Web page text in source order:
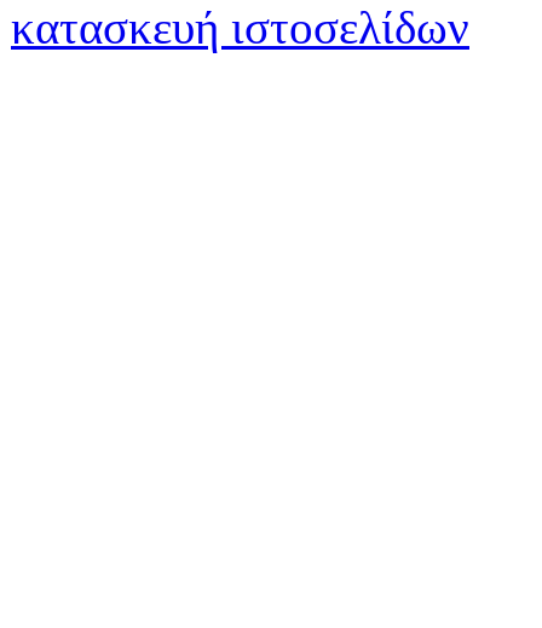
κατασκευή ιστοσελίδων